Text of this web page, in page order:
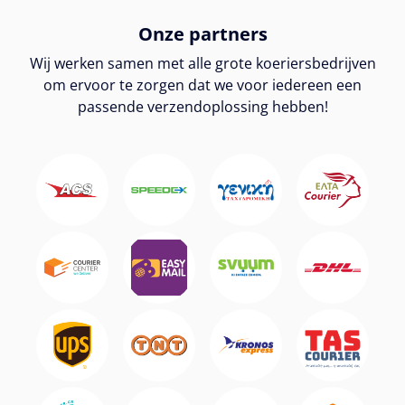
Onze partners
Wij werken samen met alle grote koeriersbedrijven
om ervoor te zorgen dat we voor iedereen een
passende verzendoplossing hebben!